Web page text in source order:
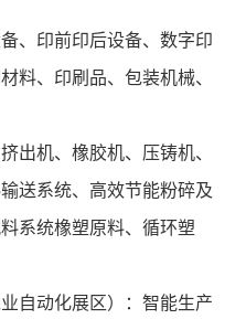
、印前印后设备、数字印
料、印刷品、包装机械、
出机、橡胶机、压铸机、
送系统、高效节能粉碎及
系统橡塑原料、循环塑
自动化展区）：智能生产